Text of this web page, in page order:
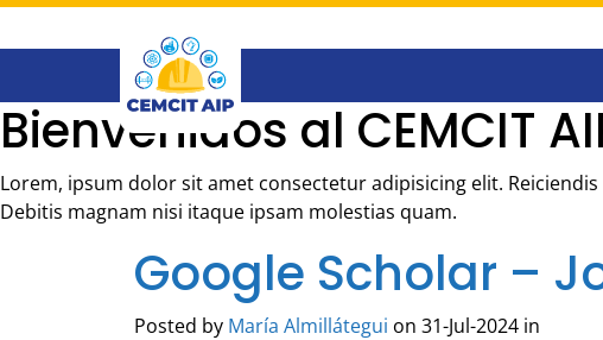
Saltar
principal
Bienvenidos al CEMCIT
Lorem, ipsum dolor sit amet consectetur adipisicing elit.
Debitis magnam nisi itaque ipsam molestias quam.
Google Scholar –
Posted by María Almillátegui on 31-Jul-2024 in